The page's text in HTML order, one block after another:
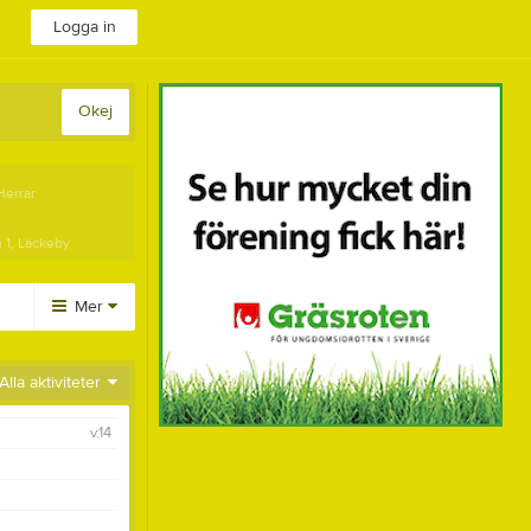
Logga in
Okej
Läckeby
Mer
Huvudmeny
Länkar
aktiviteter
v.14